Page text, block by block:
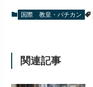
国際 教皇・バチカン
関連記事